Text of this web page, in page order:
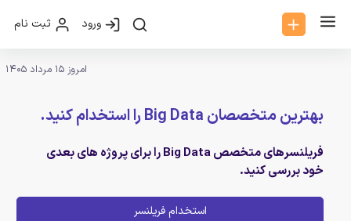
ورود ثبت نام
امروز 15 مرداد 1405
بهترین متخصصان Big Data را استخدام کنید.
فریلنسرهای متخصص Big Data را برای پروژه های بعدی
خود بررسی کنید.
استخدام فریلنسر